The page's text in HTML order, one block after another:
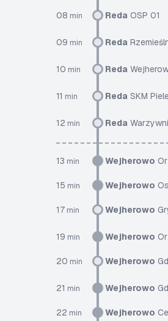
08 min Reda OSP 01
09 min Reda
10 min Reda
11 min Reda SKM
12 min Reda
13 min Wejherowo
15 min Wejherowo
17 min Wejherowo
19 min Wejherowo
20 min Wejherowo
21 min Wejherowo
22 min Wejherowo